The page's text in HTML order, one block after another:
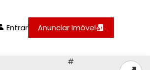
Entrar Anunciar Imóvel